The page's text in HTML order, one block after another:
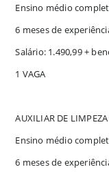
Ensino médio
6 meses de
Salário: 1.490,99 +
1 VAGA
AUXILIAR DE
Ensino médio
6 meses de